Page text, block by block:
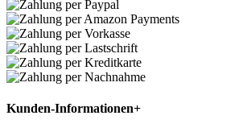
Kunden-Informationen+